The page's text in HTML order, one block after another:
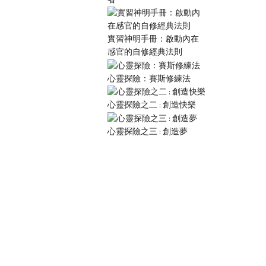
實習神明手冊：啟動內在
感官的自修經典法則
心靈探險：賽斯修練法
心靈探險之二 : 創造快樂
心靈探險之三 : 創造夢